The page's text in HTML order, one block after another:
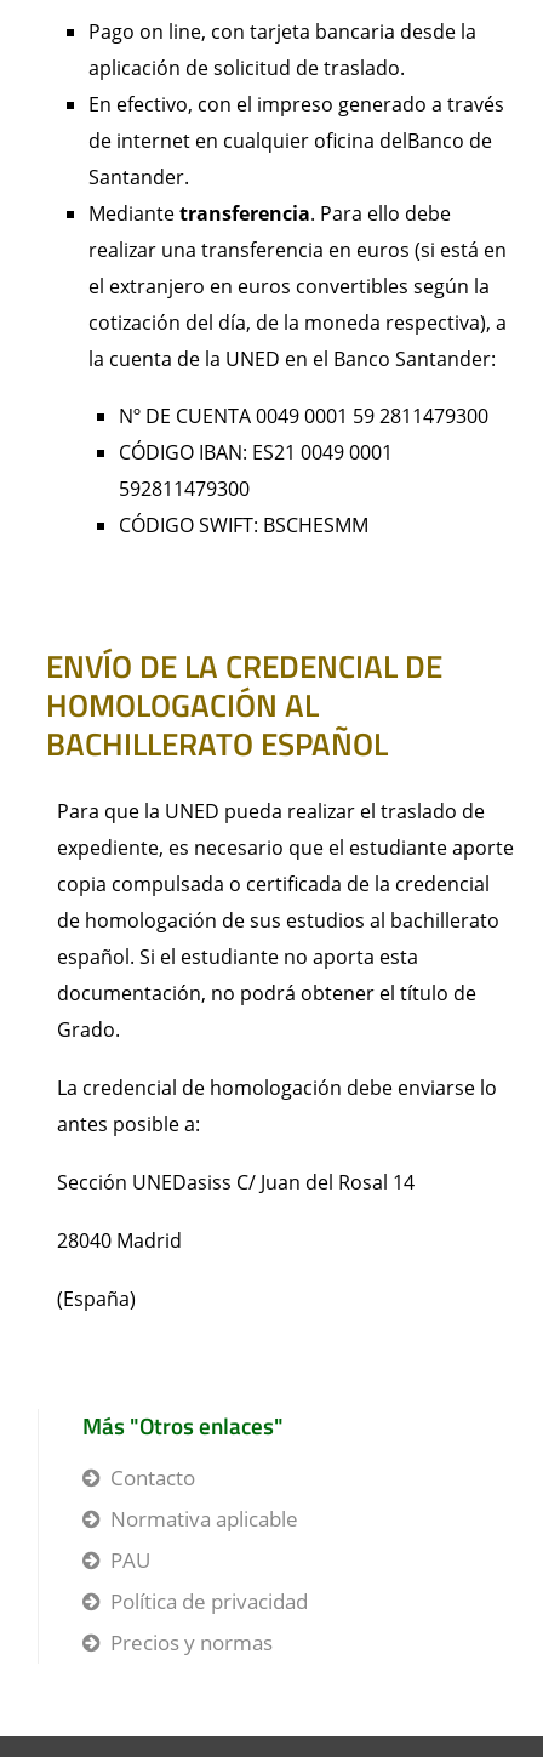
Pago on line, con tarjeta bancaria desde la
aplicación de solicitud de traslado.
En efectivo, con el impreso generado a través
de internet en cualquier oficina delBanco de
Santander.
Mediantetransferencia. Para ello debe
realizar una transferencia en euros (si está en
el extranjero en euros convertibles según la
cotización del día, de la moneda respectiva), a
la cuenta de la UNED en el Banco Santander:
Nº DE CUENTA 0049 0001 59 2811479300
CÓDIGO IBAN: ES21 0049 0001
592811479300
CÓDIGO SWIFT: BSCHESMM
ENVÍO DE LA CREDENCIAL DE
HOMOLOGACIÓN AL
BACHILLERATO ESPAÑOL
Para que la UNED pueda realizar el traslado de
expediente, es necesario que el estudiante aporte
copia compulsada o certificada de la credencial
de homologación de sus estudios al bachillerato
español. Si el estudiante no aporta esta
documentación, no podrá obtener el título de
Grado.
La credencial de homologación debe enviarse lo
antes posible a:
Sección UNEDasiss C/ Juan del Rosal 14
28040 Madrid
(España)
Más "Otros enlaces"
Contacto
Normativa aplicable
PAU
Política de privacidad
Precios y normas